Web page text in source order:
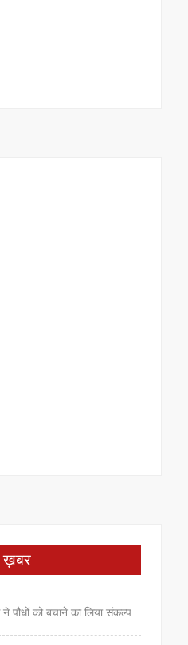
ख़बर
को बचाने का लिया संकल्प